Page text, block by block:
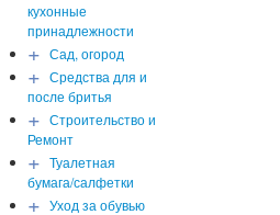
кухонные
принадлежности
+ Сад, огород
+ Средства для и
после бритья
+ Строительство и
Ремонт
+ Туалетная
бумага/салфетки
+ Уход за обувью